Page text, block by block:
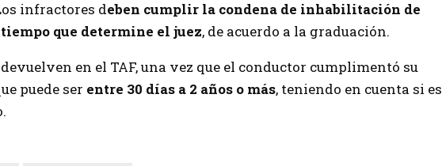
infractores deben cumplir la condena de inhabilitación de
que determine el juez, de acuerdo a la graduación.
en el TAF, una vez que el conductor cumplimentó su
puede ser entre 30 días a 2 años o más, teniendo en cuenta si es